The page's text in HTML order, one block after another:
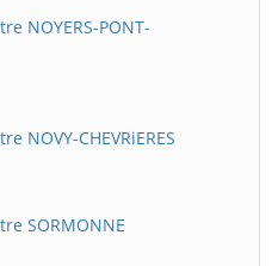
NOYERS-PONT-
NOVY-CHEVRiERES
SORMONNE